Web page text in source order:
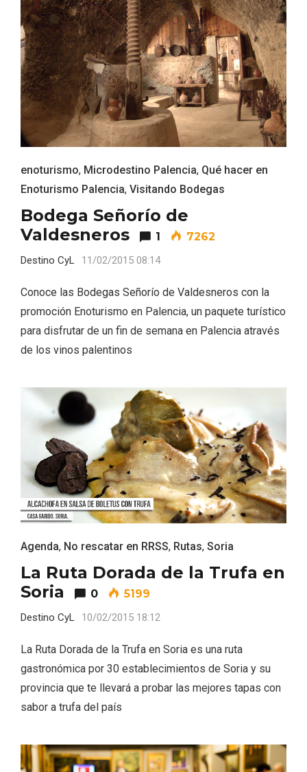
enoturismo, Microdestino Palencia, Qué hacer en
Enoturismo Palencia, Visitando Bodegas
Bodega Señorío de
Valdesneros
1 7262
Destino CyL 11/02/2015 08:14
Conoce las Bodegas Señorío de Valdesneros con la
promoción Enoturismo en Palencia, un paquete turístico
para disfrutar de un fin de semana en Palencia através
de los vinos palentinos
Agenda, No rescatar en RRSS, Rutas, Soria
La Ruta Dorada de la Trufa en
Soria
0 5199
Destino CyL 10/02/2015 18:12
La Ruta Dorada de la Trufa en Soria es una ruta
gastronómica por 30 establecimientos de Soria y su
provincia que te llevará a probar las mejores tapas con
sabor a trufa del país
El Cronicón de Oña sale a la calle
Conciertos gratuitos del coro Wetherby
Preparatory School en Ávila y Salamanca